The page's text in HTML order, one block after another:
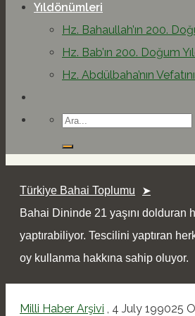
Yıldönümleri
Hz. Bahaullah’ın 200.
Hz. Bab’ın 200. Doğum
Hz. Abdülbaha’nın
Türkiye Bahai Toplumu
Bahai Dininde 21 yaşını dolduran
yaptırabiliyor. Tescilini yaptıran
oy kullanma hakkına sahip oluyor.
Milli Haber Arşivi , 4 July 199025